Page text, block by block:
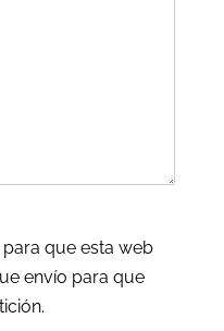
que esta web
envío para que